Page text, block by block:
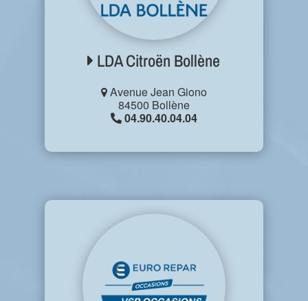
LDA Citroën Bollène
Avenue Jean Giono
84500 Bollène
04.90.40.04.04